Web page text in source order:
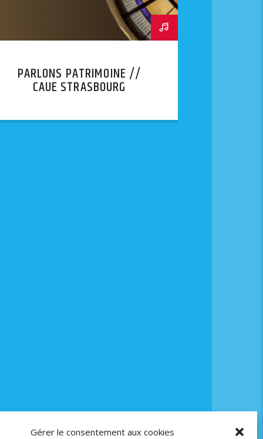
Gérer le consentement aux cookies
PARLONS PATRIMOINE //
CAUE STRASBOURG